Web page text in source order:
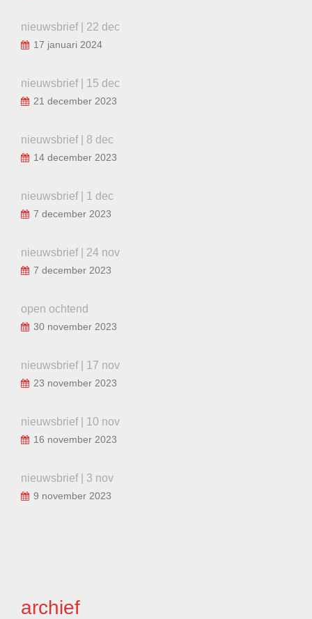
nieuwsbrief | 22 dec
17 januari 2024
nieuwsbrief | 15 dec
21 december 2023
nieuwsbrief | 8 dec
14 december 2023
nieuwsbrief | 1 dec
7 december 2023
nieuwsbrief | 24 nov
7 december 2023
open ochtend
30 november 2023
nieuwsbrief | 17 nov
23 november 2023
nieuwsbrief | 10 nov
16 november 2023
nieuwsbrief | 3 nov
9 november 2023
archief